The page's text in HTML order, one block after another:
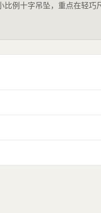
例十字吊坠，重点在轻巧